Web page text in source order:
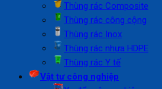
Thùng rác Composite
Thùng rác công cộng
Thùng rác Inox
Thùng rác nhựa HDPE
Thùng rác Y tế
Vật tư công nghiệp